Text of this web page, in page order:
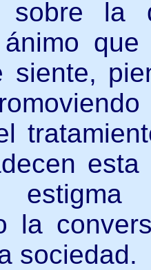
sobre la
siente,
esta
estigma
la
sociedad.